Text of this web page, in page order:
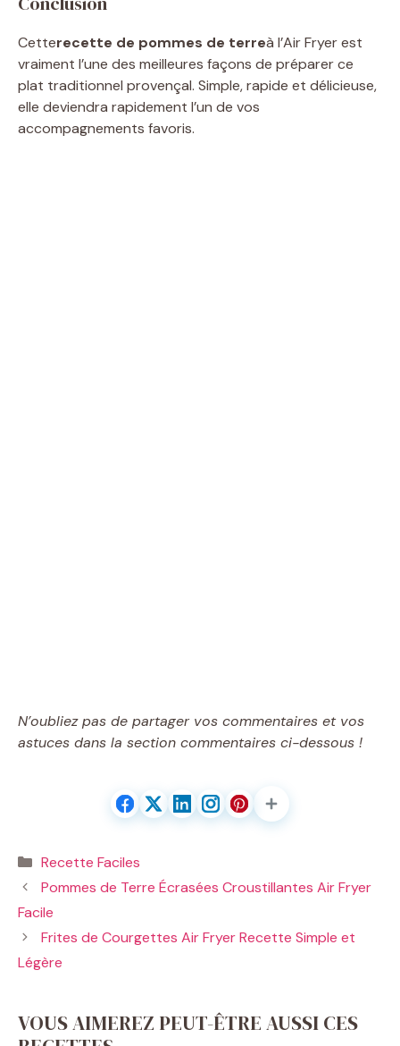
Cetterecette de pommes de terreà l’Air Fryer est
vraiment l’une des meilleures façons de préparer ce
plat traditionnel provençal. Simple, rapide et délicieuse,
elle deviendra rapidement l’un de vos
accompagnements favoris.
N’oubliez pas de partager vos commentaires et vos
astuces dans la section commentaires ci-dessous !
Catégories
Recette Faciles
Pommes de Terre Écrasées Croustillantes Air Fryer
Facile
Frites de Courgettes Air Fryer Recette Simple et
Légère
VOUS AIMEREZ PEUT-ÊTRE AUSSI CES